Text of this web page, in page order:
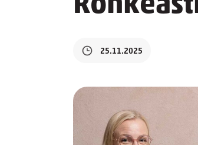
25.11.2025